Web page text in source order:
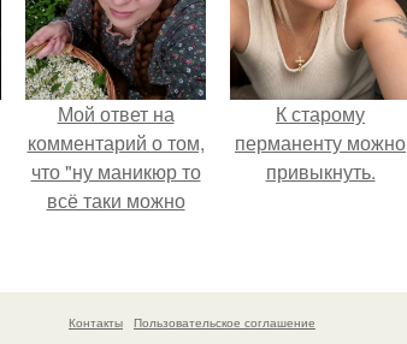
Мой ответ на
комментарий о том,
что "ну маникюр то
всё таки можно
К старому
перманенту можно
привыкнуть.
Контакты
Пользовательское соглашение